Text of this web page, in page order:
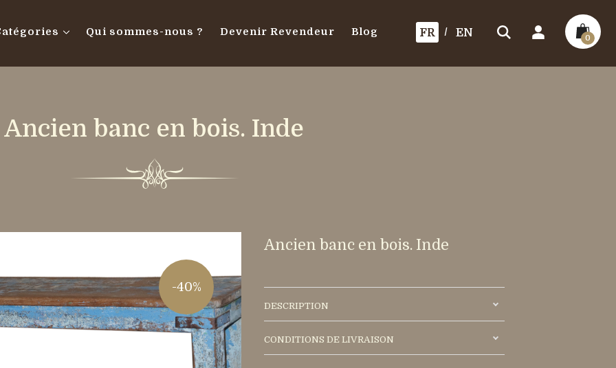
Qui sommes-nous ? Devenir Revendeur Blog FR EN 0
Ancien banc en bois. Inde
-40%
Ancien banc en bois. Inde
DESCRIPTION
CONDITIONS DE LIVRAISON